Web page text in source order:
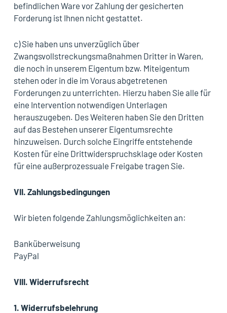
befindlichen Ware vor Zahlung der gesicherten
Forderung ist Ihnen nicht gestattet.
c) Sie haben uns unverzüglich über
Zwangsvollstreckungsmaßnahmen Dritter in Waren,
die noch in unserem Eigentum bzw. Miteigentum
stehen oder in die im Voraus abgetretenen
Forderungen zu unterrichten. Hierzu haben Sie alle für
eine Intervention notwendigen Unterlagen
herauszugeben. Des Weiteren haben Sie den Dritten
auf das Bestehen unserer Eigentumsrechte
hinzuweisen. Durch solche Eingriffe entstehende
Kosten für eine Drittwiderspruchsklage oder Kosten
für eine außerprozessuale Freigabe tragen Sie.
VII. Zahlungsbedingungen
Wir bieten folgende Zahlungsmöglichkeiten an:
Banküberweisung
PayPal
VIII. Widerrufsrecht
1. Widerrufsbelehrung